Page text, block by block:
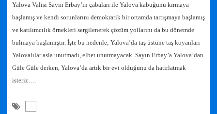
Yalova Valisi Sayın Erbay’ın çabaları ile Yalova kabuğunu kırmaya
başlamış ve kendi sorunlarını demokratik bir ortamda tartışmaya başlamış
ve katılımcılık örnekleri sergilenerek çözüm yollarını da bu dönemde
bulmaya başlamıştır. İşte bu nedenle; Yalova’da taş üstüne taş koyanları
Yalovalılar asla unutmadı, elbet unutmayacak. Sayın Erbay’a Yalova’dan
Güle Güle derken, Yalova’da artık bir evi olduğunu da hatırlatmak
isteriz….